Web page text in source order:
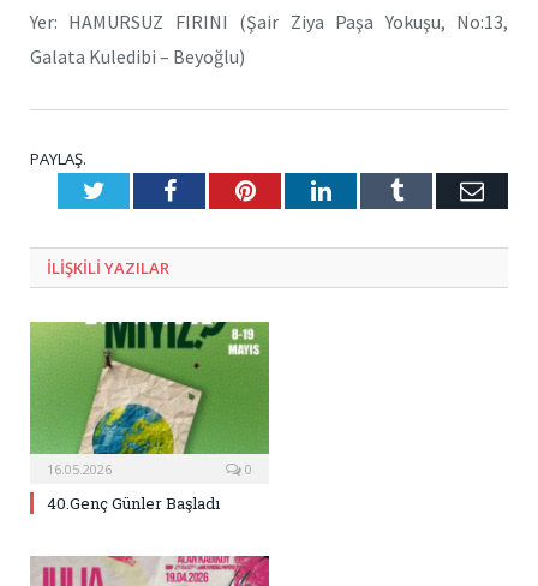
Yer: HAMURSUZ FIRINI (Şair Ziya Paşa Yokuşu, No:13,
Galata Kuledibi – Beyoğlu)
PAYLAŞ.
TwitterFacebookPinterestLinkedInTumblr E-
ILIŞKILI YAZILAR
16.05.2026 0
40.Genç Günler Başladı